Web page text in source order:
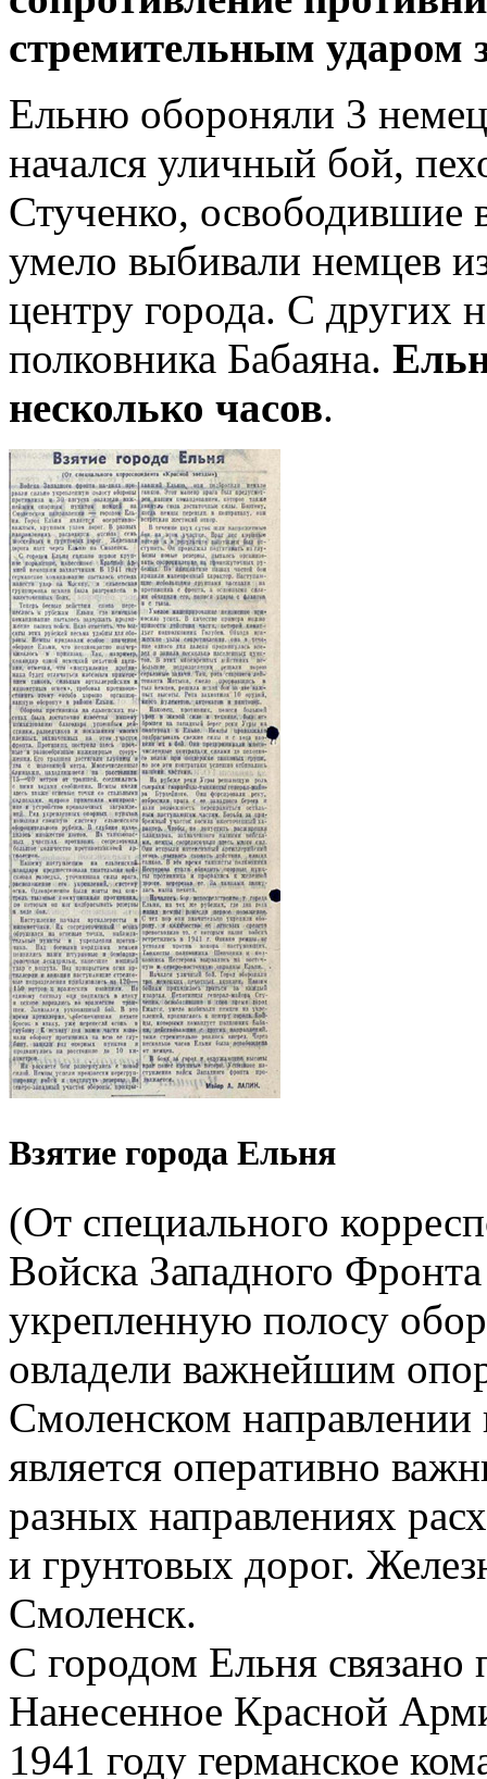
стремительным ударом
Ельню обороняли 3
начался уличный бой,
Стученко, освободившие
умело выбивали немцев
центру города. С других
полковника Бабаяна.
несколько часов.
Взятие города Ельня
(От специального
Войска Западного
укрепленную полосу
овладели важнейшим
Смоленском
является оперативно
разных направлениях
и грунтовых дорог.
Смоленск.
С городом Ельня связано
Нанесенное Красной
1941 году германское